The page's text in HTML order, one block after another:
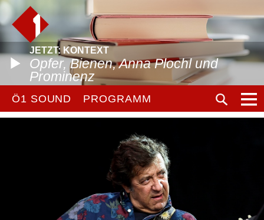
JETZT: KONTEXT
Opfer, Bienen, Anna Plochl und
Prominenz
Ö1 SOUND PROGRAMM